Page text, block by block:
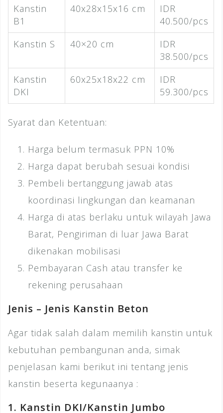
Kanstin
B1
40x28x15x16 cm
IDR
40.500/pcs
Kanstin S
40×20 cm
IDR
38.500/pcs
Kanstin
DKI
60x25x18x22 cm
IDR
59.300/pcs
Syarat dan Ketentuan:
Harga belum termasuk PPN 10%
Harga dapat berubah sesuai kondisi
Pembeli bertanggung jawab atas
koordinasi lingkungan dan keamanan
Harga di atas berlaku untuk wilayah Jawa
Barat, Pengiriman di luar Jawa Barat
dikenakan mobilisasi
Pembayaran Cash atau transfer ke
rekening perusahaan
Jenis – Jenis Kanstin Beton
Agar tidak salah dalam memilih kanstin untuk
kebutuhan pembangunan anda, simak
penjelasan kami berikut ini tentang jenis
kanstin beserta kegunaanya :
1. Kanstin DKI/Kanstin Jumbo